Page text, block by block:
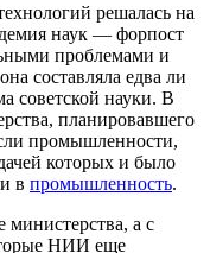
решалась на
наук — форпост
проблемами и
составляла едва ли
советской науки. В
планировавшего
промышленности,
которых и было
в промышленность.
а с
НИИ еще